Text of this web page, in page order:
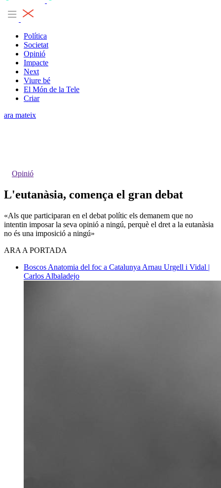
Política
Societat
Opinió
Impacte
Next
Viure bé
El Món de la Tele
Criar
ara mateix
Opinió
L'eutanàsia, comença el gran debat
«Als que participaran en el debat polític els demanem que no
intentin imposar la seva opinió a ningú, perquè el dret a la eutanàsia
no és una imposició a ningú»
ARA A PORTADA
Boscos Anatomia del foc a Catalunya Arnau Urgell i Vidal |
Carlos Albaladejo